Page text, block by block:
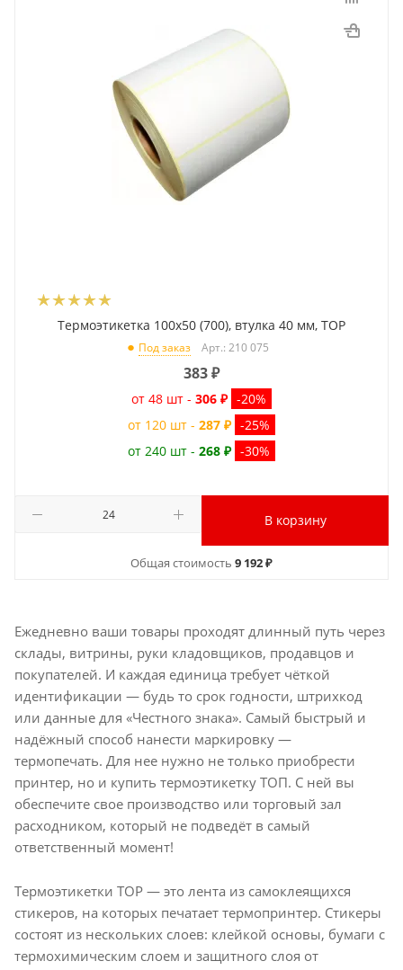
Термоэтикетка 100x50 (700), втулка 40 мм, TOP
Под заказ Арт.: 210 075
383₽
от 48 шт - 306 ₽ -20%
от 120 шт - 287 ₽ -25%
от 240 шт - 268 ₽ -30%
В корзину
Общая стоимость 9 192 ₽
Ежедневно ваши товары проходят длинный путь через
склады, витрины, руки кладовщиков, продавцов и
покупателей. И каждая единица требует чёткой
идентификации — будь то срок годности, штрихкод
или данные для «Честного знака». Самый быстрый и
надёжный способ нанести маркировку —
термопечать. Для нее нужно не только приобрести
принтер, но и купить термоэтикетку ТОП. С ней вы
обеспечите свое производство или торговый зал
расходником, который не подведёт в самый
ответственный момент!
Термоэтикетки TOP — это лента из самоклеящихся
стикеров, на которых печатает термопринтер. Стикеры
состоят из нескольких слоев: клейкой основы, бумаги с
термохимическим слоем и защитного слоя от